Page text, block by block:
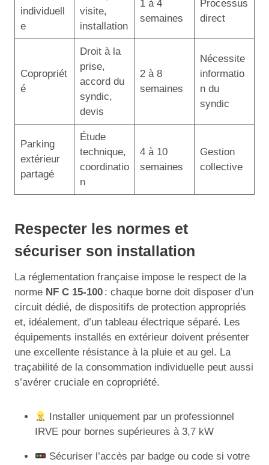
individuell
e
visite,
installation
1 à 4
semaines
Processus
direct
Copropriét
é
Droit à la
prise,
accord du
syndic,
devis
2 à 8
semaines
Nécessite
informatio
n du
syndic
Parking
extérieur
partagé
Étude
technique,
coordinatio
n
4 à 10
semaines
Gestion
collective
Respecter les normes et
sécuriser son installation
La réglementation française impose le respect de la
norme NF C 15-100 : chaque borne doit disposer d’un
circuit dédié, de dispositifs de protection appropriés
et, idéalement, d’un tableau électrique séparé. Les
équipements installés en extérieur doivent présenter
une excellente résistance à la pluie et au gel. La
traçabilité de la consommation individuelle peut aussi
s’avérer cruciale en copropriété.
Installer uniquement par un professionnel
IRVE pour bornes supérieures à 3,7 kW
Sécuriser l’accès par badge ou code si votre